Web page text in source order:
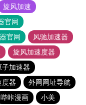
旋风加速
官网
官网
风驰加速器
旋风加速度器
子加速器
度器
外网网址导航
哔咔漫画
小美